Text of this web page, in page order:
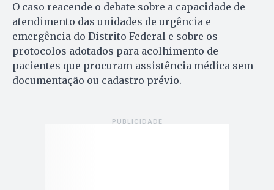
O caso reacende o debate sobre a capacidade de
atendimento das unidades de urgência e
emergência do Distrito Federal e sobre os
protocolos adotados para acolhimento de
pacientes que procuram assistência médica sem
documentação ou cadastro prévio.